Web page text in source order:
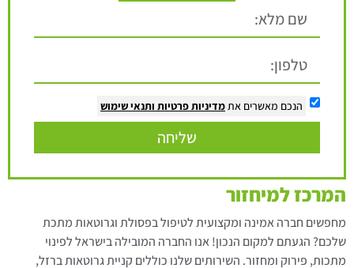
הנכם מאשרים אתמדיניות פרטיות ותנאי שימוש
שליחה
המרכז למיחזור
מחפשים חברה אמינה ומקצועית לטיפול בפסולת וגרוטאות מתכת
שלכם? הגעתם למקום הנכון! אנו החברה המובילה בישראל לפינוי
מתכות, פירוק ומחזור. השירותים שלנו כוללים קניית גרוטאות ברזל,